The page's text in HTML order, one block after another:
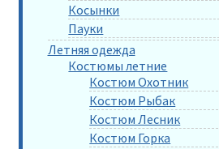
Косынки
Пауки
Летняя одежда
Костюмы летние
Костюм Охотник
Костюм Рыбак
Костюм Лесник
Костюм Горка